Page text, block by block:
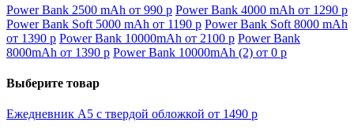
Power Bank 2500 mAh от 990 p Power Bank 4000 mAh от 1290 p
Power Bank Soft 5000 mAh от 1190 p Power Bank Soft 8000 mAh
от 1390 p Power Bank 10000mAh от 2100 p Power Bank
8000mAh от 1390 p Power Bank 10000mAh (2) от 0 p
Выберите товар
Ежедневник А5 с твердой обложкой от 1490 p